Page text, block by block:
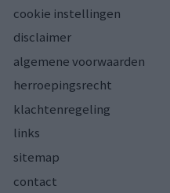
cookie instellingen
disclaimer
algemene voorwaarden
herroepingsrecht
klachtenregeling
links
sitemap
contact